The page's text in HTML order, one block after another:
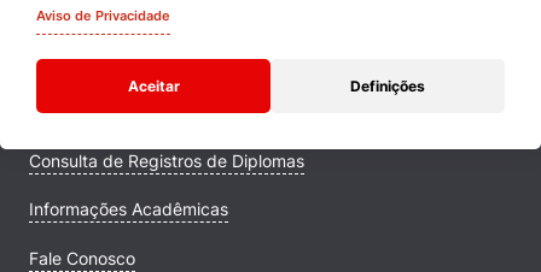
Aviso de Privacidade
Aceitar Definições
Quem Somos
Comunidade Transforme
Campus
Consulta de Registros de Diplomas
Informações Acadêmicas
Fale Conosco